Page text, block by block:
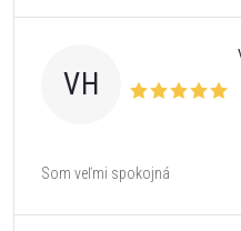
VH
Som veľmi spokojná